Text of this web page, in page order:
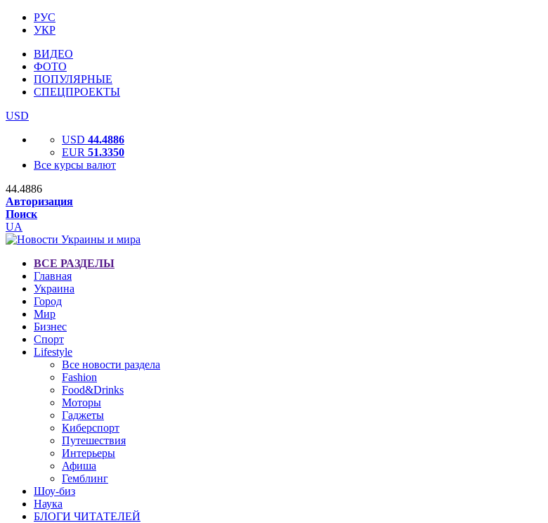
РУС
УКР
ВИДЕО
ФОТО
ПОПУЛЯРНЫЕ
СПЕЦПРОЕКТЫ
USD
USD 44.4886
EUR 51.3350
Все курсы валют
44.4886
Авторизация
Поиск
UA
ВСЕ РАЗДЕЛЫ
Главная
Украина
Город
Мир
Бизнес
Спорт
Lifestyle
Все новости раздела
Fashion
Food&Drinks
Моторы
Гаджеты
Киберспорт
Путешествия
Интерьеры
Афиша
Гемблинг
Шоу-биз
Наука
БЛОГИ ЧИТАТЕЛЕЙ